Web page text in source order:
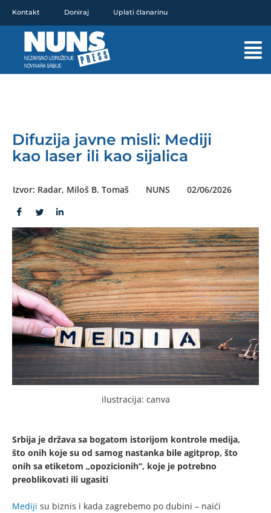
sadržaj
Kontakt Doniraj Uplati članarinu
Difuzija javne misli: Mediji
kao laser ili kao sijalica
Izvor: Radar, Miloš B. Tomaš NUNS 02/06/2026
ilustracija: canva
Srbija je država sa bogatom istorijom kontrole medija,
što onih koje su od samog nastanka bile agitprop, što
onih sa etiketom „opozicionih“, koje je potrebno
preoblikovati ili ugasiti
Mediji su biznis i kada zagrebemo po dubini – naići